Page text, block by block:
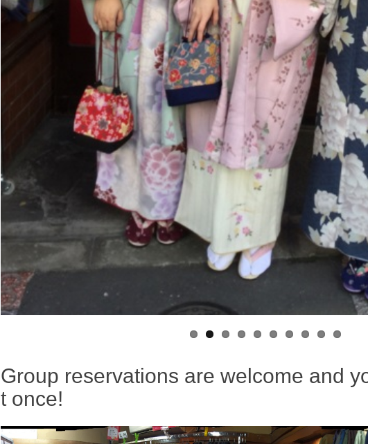
Group reservations are welcome and
t once!